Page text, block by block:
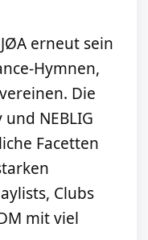
erneut sein
Hymnen,
Die
NEBLIG
Facetten
Clubs
mit viel